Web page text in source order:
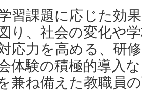
習課題に応じた効
り、社会の変化や
応力を高める、研
体験の積極的導入
兼ね備えた教職員